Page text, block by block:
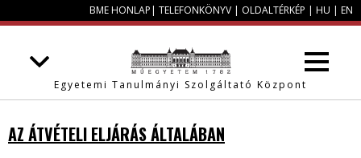
BME HONLAP| TELEFONKÖNYV | OLDALTÉRKÉP | HU | EN
Egyetemi Tanulmányi Szolgáltató Központ
AZ ÁTVÉTELI ELJÁRÁS ÁLTALÁBAN